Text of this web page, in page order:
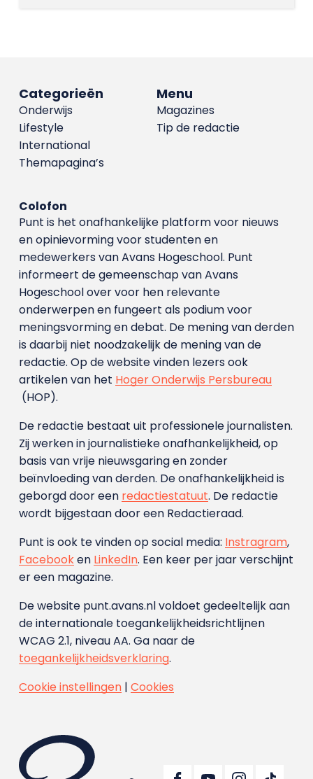
Menu
Magazines
Tip de redactie
Categorieën
Onderwijs
Lifestyle
International
Themapagina’s
Colofon
Punt is het onafhankelijke platform voor nieuws
en opinievorming voor studenten en
medewerkers van Avans Hoge­school. Punt
informeert de gemeenschap van Avans
Hogeschool over voor hen relevante
onderwerpen en fungeert als podium voor
meningsvorming en debat. De mening van derden
is daarbij niet noodzakelijk de mening van de
redactie. Op de website vinden lezers ook
artikelen van het Hoger Onderwijs Persbureau
(HOP).
De redactie bestaat uit professionele journalisten.
Zij werken in journalistieke onafhankelijkheid, op
basis van vrije nieuwsgaring en zonder
beïnvloeding van derden. De onafhankelijkheid is
geborgd door een redactiestatuut. De redactie
wordt bijgestaan door een Redactieraad.
Punt is ook te vinden op social media: Instragram,
Facebooken LinkedIn. Een keer per jaar verschijnt
er een magazine.
De website punt.avans.nl voldoet gedeeltelijk aan
de internationale toegankelijkheidsrichtlijnen
WCAG 2.1, niveau AA. Ga naar de
toegankelijkheidsverklaring.
Cookie instellingen| Cookies